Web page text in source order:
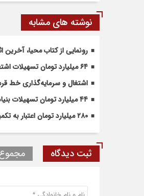
نوشته های مشابه
رونمایی از کتاب محیا،
۶۴ میلیارد تومان تسهیلات اشتغالزایی به مددجویان کمیته امداد شهرضا پرداخت شد
اشتغال و سرمایه‌گذاری خط
۴۴ میلیارد تومان تسهیلات بنیاد برکت به آسیب دیدگان جنگ در شهرضا اختصاص یافت
۲۸۰ میلیارد تومان اعتبار به تکمیل میدان بسیج شهرضا اختصاص یافت
ثبت دیدگاه مجموع